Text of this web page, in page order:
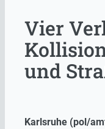
Vier
und
Karlsruhe (pol/